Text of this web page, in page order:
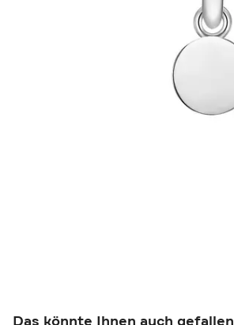
Das könnte Ihnen auch gefallen